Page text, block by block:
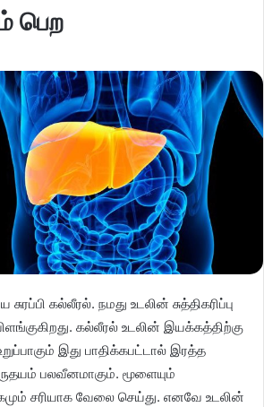
பெற
சுரப்பி கல்லீரல். நமது உடலின் சுத்திகரிப்பு
கல்லீரல் உடலின் இயக்கத்திற்கு
இது பாதிக்கபட்டால் இரத்த
பலவீனமாகும். மூளையும்
சரியாக வேலை செய்து. எனவே உடலின்